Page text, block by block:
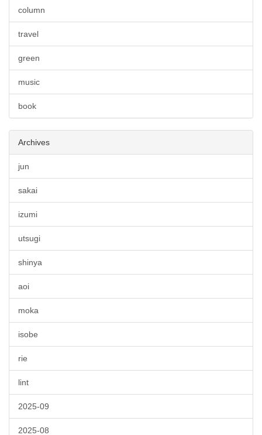
column
travel
green
music
book
Archives
jun
sakai
izumi
utsugi
shinya
aoi
moka
isobe
rie
lint
2025-09
2025-08